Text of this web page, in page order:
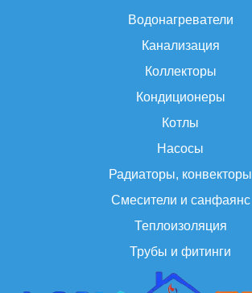
Водонагреватели
Канализация
Коллекторы
Кондиционеры
Котлы
Насосы
Радиаторы, конвекторы
Смесители и санфаянс
Теплоизоляция
Трубы и фитинги